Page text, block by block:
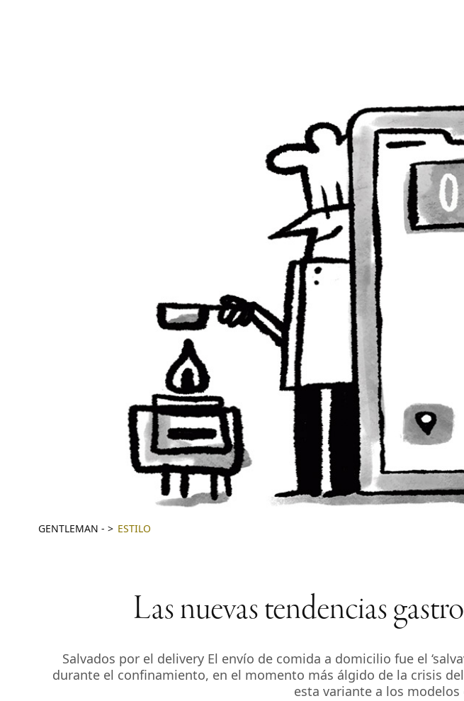
GENTLEMAN - ESTILO
Las nuevas tendencias
Salvados por el delivery El envío de comida a domicilio fue el
durante el confinamiento, en el momento más álgido de la crisis
esta variante a los